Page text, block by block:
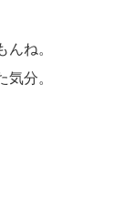
ね。
分。